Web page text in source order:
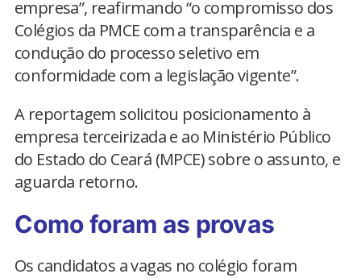
empresa”, reafirmando “o compromisso dos
Colégios da PMCE com a transparência e a
condução do processo seletivo em
conformidade com a legislação vigente”.
A reportagem solicitou posicionamento à
empresa terceirizada e ao Ministério Público
do Estado do Ceará (MPCE) sobre o assunto, e
aguarda retorno.
Como foram as provas
Os candidatos a vagas no colégio foram